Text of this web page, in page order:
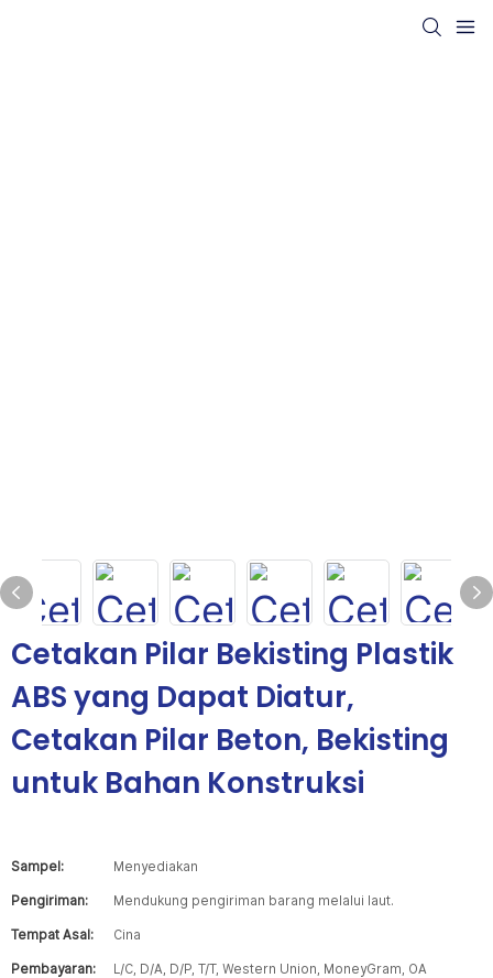
Cetakan Pilar Bekisting Plastik
ABS yang Dapat Diatur,
Cetakan Pilar Beton, Bekisting
untuk Bahan Konstruksi
Sampel: Menyediakan
Pengiriman: Mendukung pengiriman barang melalui laut.
Tempat Asal: Cina
Pembayaran: L/C, D/A, D/P, T/T, Western Union, MoneyGram, OA